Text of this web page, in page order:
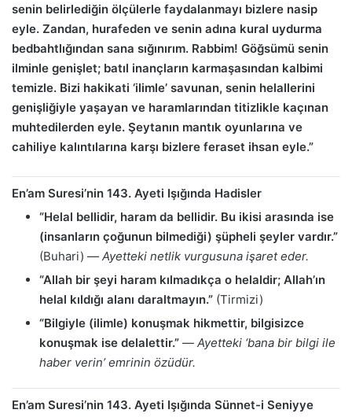
senin belirlediğin ölçülerle faydalanmayı bizlere nasip
eyle. Zandan, hurafeden ve senin adına kural uydurma
bedbahtlığından sana sığınırım. Rabbim! Göğsümü senin
ilminle genişlet; batıl inançların karmaşasından kalbimi
temizle. Bizi hakikati ‘ilimle’ savunan, senin helallerini
genişliğiyle yaşayan ve haramlarından titizlikle kaçınan
muhtedilerden eyle. Şeytanın mantık oyunlarına ve
cahiliye kalıntılarına karşı bizlere feraset ihsan eyle.”
En’am Suresi’nin 143. Ayeti Işığında Hadisler
“Helal bellidir, haram da bellidir. Bu ikisi arasında ise
(insanların çoğunun bilmediği) şüpheli şeyler vardır.”
(Buhari) — Ayetteki netlik vurgusuna işaret eder.
“Allah bir şeyi haram kılmadıkça o helaldir; Allah’ın
helal kıldığı alanı daraltmayın.” (Tirmizi)
“Bilgiyle (ilimle) konuşmak hikmettir, bilgisizce
konuşmak ise delalettir.” — Ayetteki ‘bana bir bilgi ile
haber verin’ emrinin özüdür.
En’am Suresi’nin 143. Ayeti Işığında Sünnet-i Seniyye